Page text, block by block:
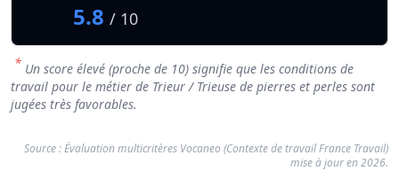
5.8 / 10
* Un score élevé (proche de 10) signifie que les conditions de
travail pour le métier de Trieur / Trieuse de pierres et perles sont
jugées très favorables.
Source : Évaluation multicritères Vocaneo (Contexte de travail France Travail)
mise à jour en 2026.